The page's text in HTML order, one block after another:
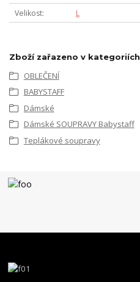
Velikost
L
Zboží zařazeno v kategoriích
OBLEČENÍ
BABYSTAFF
Dámské
Dámské SOUPRAVY Babystaff
Teplákové soupravy